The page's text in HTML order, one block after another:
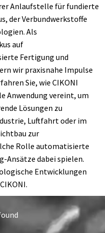
Anlaufstelle für fundierte
der Verbundwerkstoffe
Als
auf
Fertigung und
wir praxisnahe Impulse
Sie, wie CIKONI
Anwendung vereint, um
Lösungen zu
Luftfahrt oder im
zur
Rolle automatisierte
Ansätze dabei spielen.
Entwicklungen